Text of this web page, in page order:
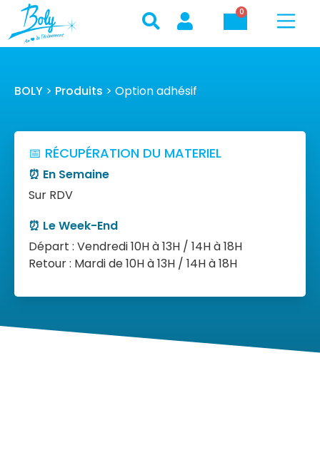
0
BOLY > Produits > Option adhésif
📅 RÉCUPÉRATION DU MATERIEL
⏰ En Semaine
Sur RDV
⏰ Le Week-End
Départ : Vendredi 10H à 13H / 14H à 18H
Retour : Mardi de 10H à 13H / 14H à 18H